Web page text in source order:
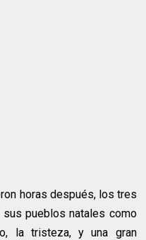
horas después, los tres
pueblos natales como
la tristeza, y una gran